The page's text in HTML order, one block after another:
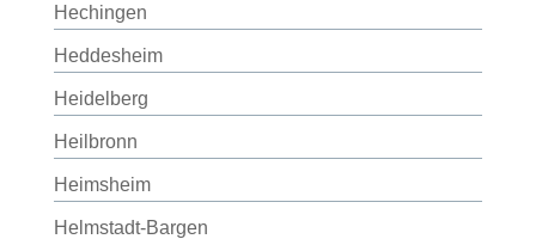
Hechingen
Heddesheim
Heidelberg
Heilbronn
Heimsheim
Helmstadt-Bargen